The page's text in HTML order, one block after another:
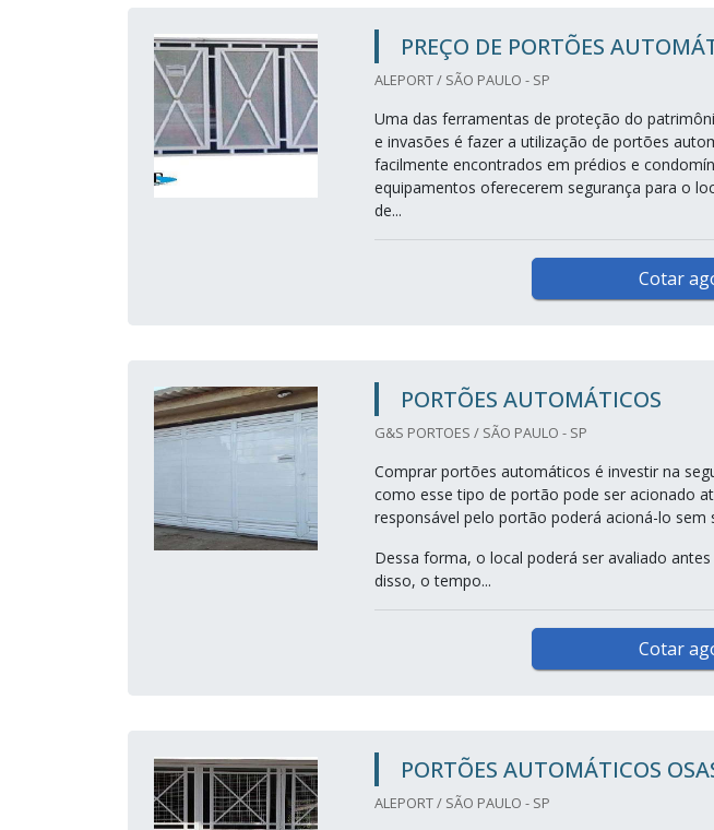
PREÇO DE PORTÕES
ALEPORT / SÃO PAULO - SP
Uma das ferramentas de proteção do
e invasões é fazer a utilização de portões
facilmente encontrados em prédios e
equipamentos oferecerem segurança para o
de...
Cotar
PORTÕES AUTOMÁTICOS
G&S PORTOES / SÃO PAULO - SP
Comprar portões automáticos é investir na
como esse tipo de portão pode ser acionado
responsável pelo portão poderá acioná-lo sem
Dessa forma, o local poderá ser avaliado
disso, o tempo...
Cotar
PORTÕES AUTOMÁTICOS
ALEPORT / SÃO PAULO - SP